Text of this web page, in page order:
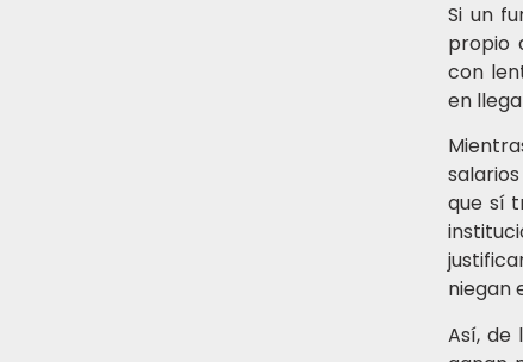
Si un
propio
con
en
que sí
niegan
Así, de